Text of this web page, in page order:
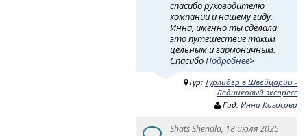
спасибо руководителю
компании и нашему гиду.
Инна, именно ты сделала
это путешествие таким
цельным и гармоничным.
СпасибоПодробнее>
Тур: Турлидер в Швейцарии -
Ледниковый экспресс
Гид:Инна Когосова
Shats Shendla, 18 июля 2025